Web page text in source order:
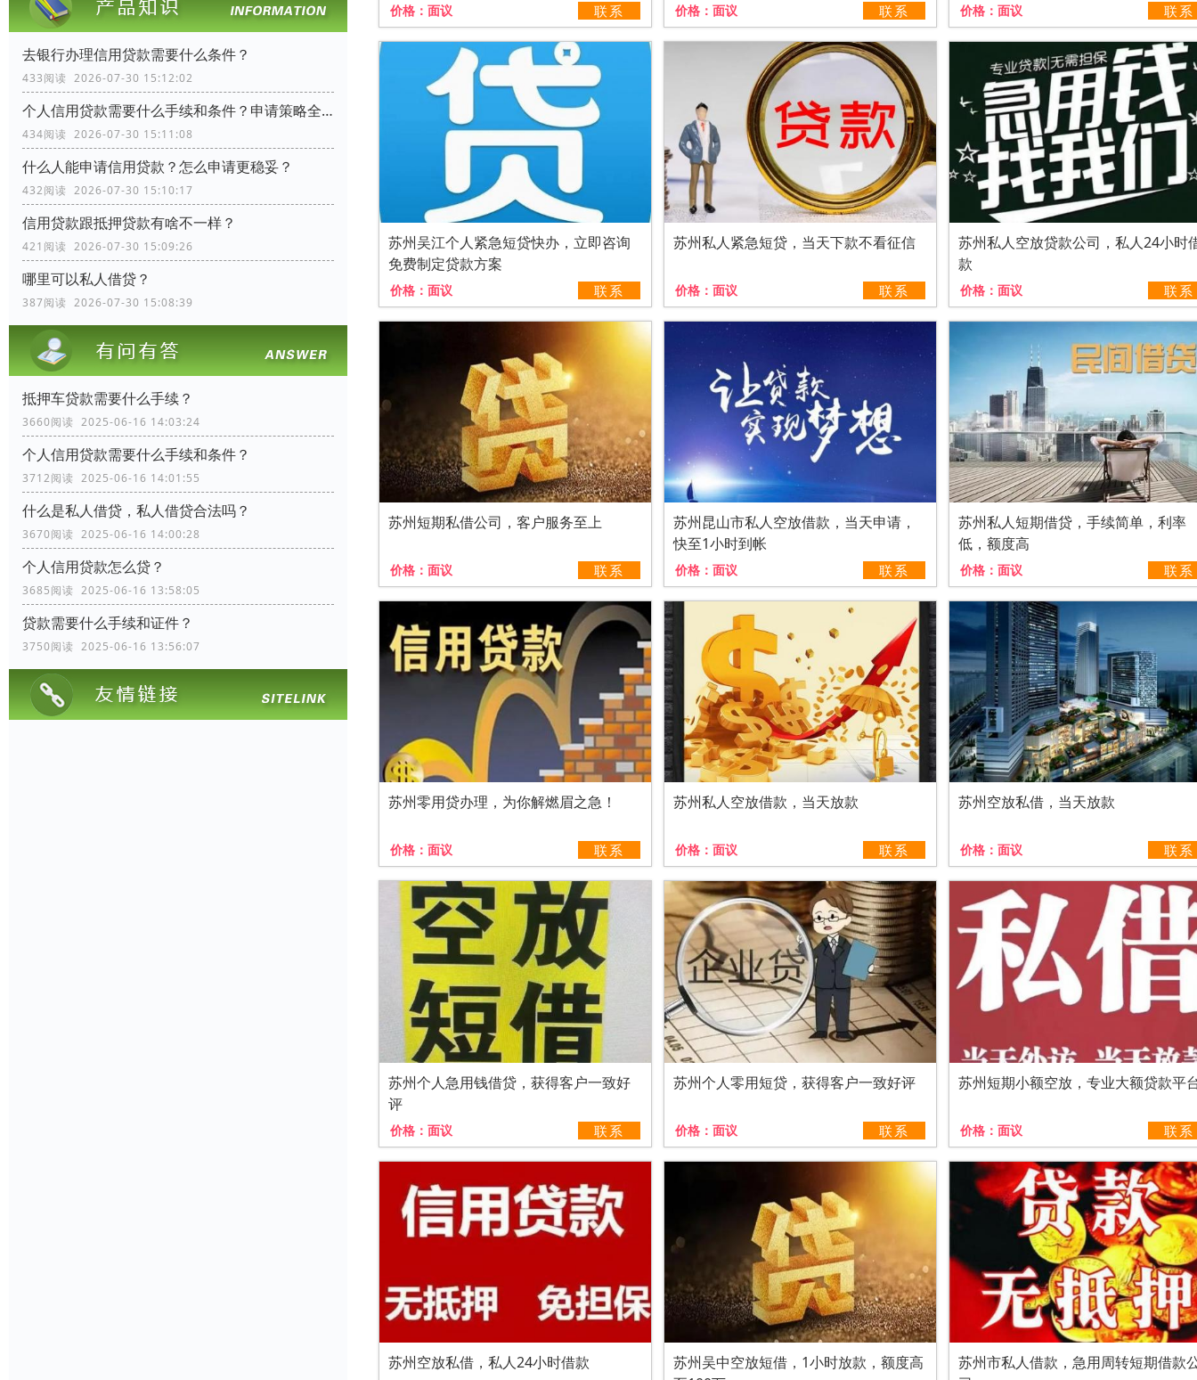
去银行办理信用贷款需要什么条件？
433阅读 2026-07-30 15:12:02
个人信用贷款需要什么手续和条件？申请策略全流程指南
434阅读 2026-07-30 15:11:08
什么人能申请信用贷款？怎么申请更稳妥？
432阅读 2026-07-30 15:10:17
信用贷款跟抵押贷款有啥不一样？
421阅读 2026-07-30 15:09:26
哪里可以私人借贷？
387阅读 2026-07-30 15:08:39
抵押车贷款需要什么手续？
3660阅读 2025-06-16 14:03:24
个人信用贷款需要什么手续和条件？
3712阅读 2025-06-16 14:01:55
什么是私人借贷，私人借贷合法吗？
3670阅读 2025-06-16 14:00:28
个人信用贷款怎么贷？
3685阅读 2025-06-16 13:58:05
贷款需要什么手续和证件？
3750阅读 2025-06-16 13:56:07
价格： 面议 联系 价格： 面议 联系 价格： 面议 联系
苏州吴江个人紧急短贷快办，立即咨询
免费制定贷款方案
价格： 面议 联系
苏州私人紧急短贷，当天下款不看征信
价格： 面议 联系
苏州私人空放贷款公司，私人24小时
款
价格： 面议 联系
苏州短期私借公司，客户服务至上
价格： 面议 联系
苏州昆山市私人空放借款，当天申请，
快至1小时到帐
价格： 面议 联系
苏州私人短期借贷，手续简单，利率
低，额度高
价格： 面议 联系
苏州零用贷办理，为你解燃眉之急！
价格： 面议 联系
苏州私人空放借款，当天放款
价格： 面议 联系
苏州空放私借，当天放款
价格： 面议 联系
苏州个人急用钱借贷，获得客户一致好
评
价格： 面议 联系
苏州个人零用短贷，获得客户一致好评
价格： 面议 联系
苏州短期小额空放，专业大额贷款平
价格： 面议 联系
苏州空放私借，私人24小时借款
苏州吴中空放短借，1小时放款，额度高
苏州市私人借款，急用周转短期借款